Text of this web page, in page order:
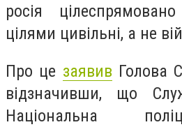
росія
цілями цивільні, а не
Про це заявив Голова
відзначивши, що
Національна